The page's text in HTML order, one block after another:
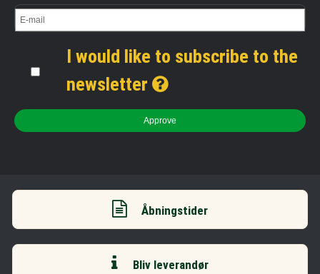
I would like to subscribe to the
newsletter
Approve
Åbningstider
Bliv leverandør